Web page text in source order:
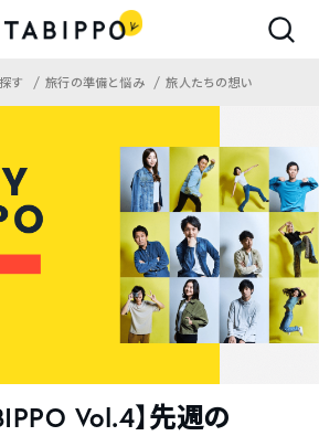
す 旅行の準備と悩み 旅人たちの想い
Vol.4】先週の